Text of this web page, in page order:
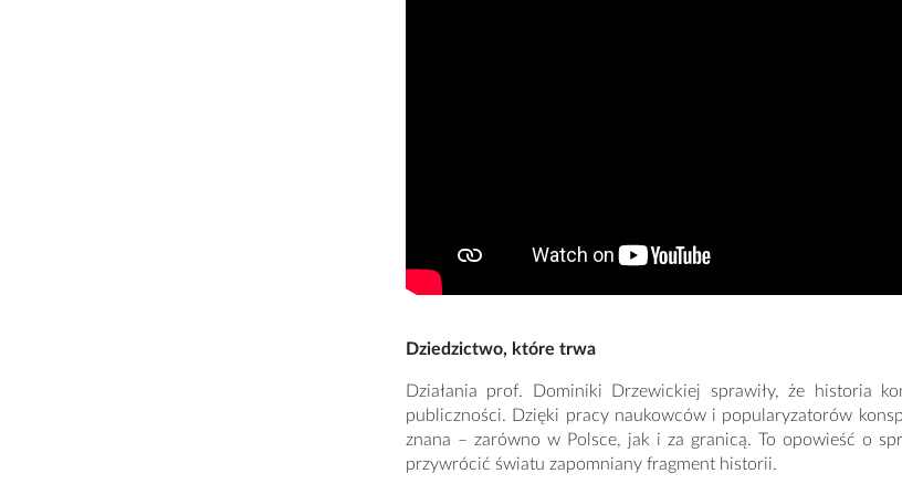
Dziedzictwo, które trwa
Działania prof. Dominiki Drzewickiej sprawiły, że historia
publiczności. Dzięki pracy naukowców i popularyzatorów
znana – zarówno w Polsce, jak i za granicą. To opowieść o
przywrócić światu zapomniany fragment historii.